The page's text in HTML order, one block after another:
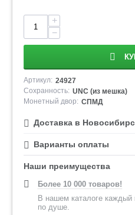
+
−
Артикул: 24927
Сохранность: UNC (из мешка)
Монетный двор: СПМД
Доставка в
Варианты оплаты
Наши преимущества
Более 10 000 товаров!
В нашем каталоге каждый
по душе.